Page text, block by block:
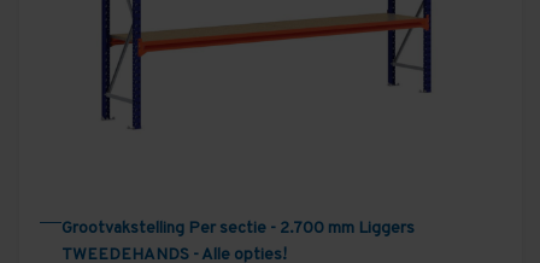
Grootvakstelling Per sectie - 2.700 mm Liggers
TWEEDEHANDS - Alle opties!